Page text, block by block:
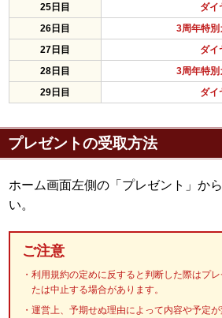
25日目
ダイ
26日目
3周年特別
27日目
ダイ
28日目
3周年特別
29日目
ダイ
プレゼントの受取方法
ホーム画面左側の「プレゼント」か
い。
ご注意
利用規約の定めに反すると判断した際はプ
たは中止する場合があります。
運営上、予期せぬ理由によって内容や予定